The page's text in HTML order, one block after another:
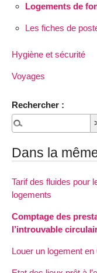
Logements de
Les fiches de
Hygiène et sécurité
Voyages
Rechercher :
Dans la
Tarif des fluides pour
logements
Comptage des
l’introuvable
Louer un logement